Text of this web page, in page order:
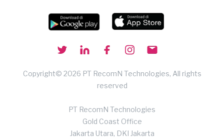
Copyright© 2026 PT RecomN Technologies, All rights
reserved
PT RecomN Technologies
Gold Coast Office
Jakarta Utara, DKI Jakarta